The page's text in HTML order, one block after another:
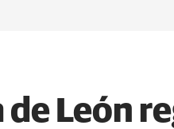
de León